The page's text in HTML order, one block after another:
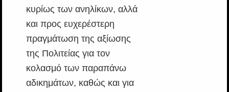
κυρίως των ανηλίκων, αλλά
και προς ευχερέστερη
πραγμάτωση της αξίωσης
της Πολιτείας για τον
κολασμό των παραπάνω
αδικημάτων, καθώς και για